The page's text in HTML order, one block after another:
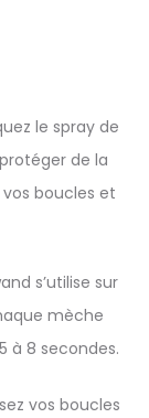
le spray de
de la
boucles et
s’utilise sur
mèche
à 8 secondes.
vos boucles